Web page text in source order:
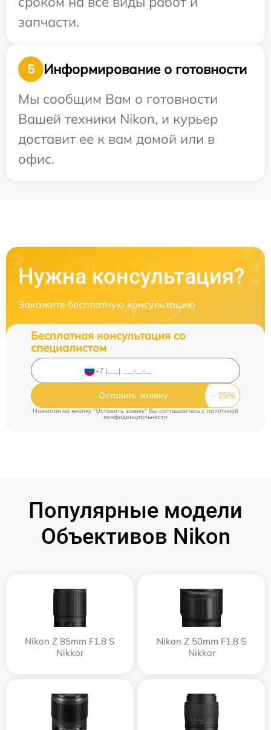
запчасти.
5
Информирование о готовности
Мы сообщим Вам о готовности
Вашей техники Nikon, и курьер
доставит ее к вам домой или в
офис.
Нужна консультация?
Закажите бесплатную консультацию
Бесплатная консультация со
специалистом
Оставить заявку
Нажимая на кнопку "Оставить заявку" Вы соглашаетесь cполитикой
конфиденциальности
Популярные модели
Объективов Nikon
Nikon Z 85mm F1.8 S
Nikkor
Nikon Z 50mm F1.8 S
Nikkor